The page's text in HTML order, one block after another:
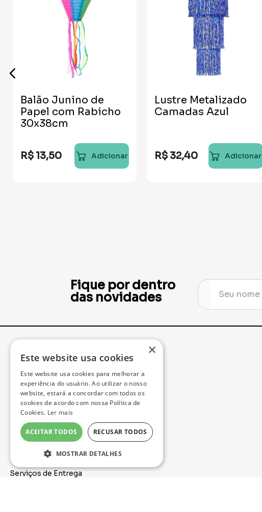
Balão Junino de
Papel com Rabicho
30x38cm
R$ 13,50 Adicionar
Lustre Metalizado
Camadas Azul
R$ 32,40 Adicionar
Fique por dentro
das novidades
Institucional
Acompanhe seu Pedido
Trocas e Devoluções
Política de Privacidade
Formas de Pagamento
Serviços de Entrega
×
Este website usa cookies
Este website usa cookies para melhorar a
experiência do usuário. Ao utilizar o nosso
website, estará a concordar com todos os
cookies de acordo com nossa Política de
Cookies. Ler mais
ACEITAR TODOS RECUSAR TODOS
MOSTRAR DETALHES